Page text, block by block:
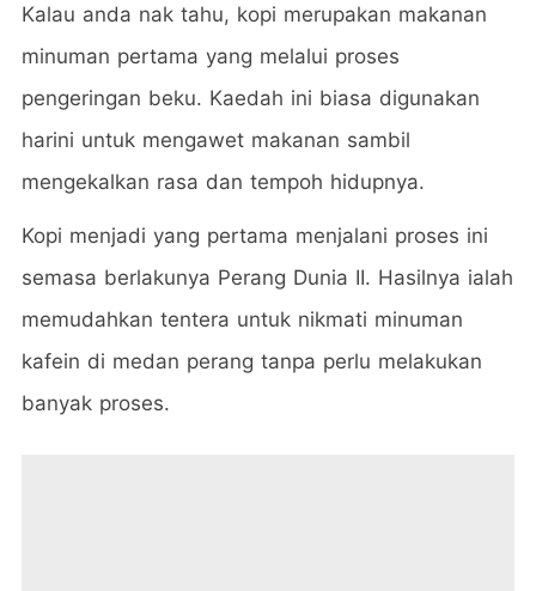
Kalau anda nak tahu, kopi merupakan makanan
minuman pertama yang melalui proses
pengeringan beku. Kaedah ini biasa digunakan
harini untuk mengawet makanan sambil
mengekalkan rasa dan tempoh hidupnya.
Kopi menjadi yang pertama menjalani proses ini
semasa berlakunya Perang Dunia II. Hasilnya ialah
memudahkan tentera untuk nikmati minuman
kafein di medan perang tanpa perlu melakukan
banyak proses.